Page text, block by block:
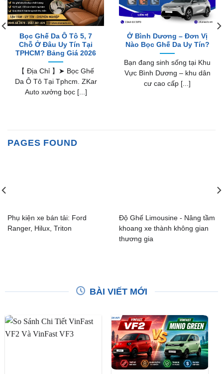
Bọc Ghế Da Ô Tô 5, 7
Chỗ Ở Đâu Uy Tín Tại
TPHCM? Bảng Giá 2026
【 Địa Chỉ 】➤ Bọc Ghế
Da Ô Tô Tại Tphcm. ZKar
Auto xưởng bọc [...]
Ở Bình Dương – Đơn Vị
Nào Bọc Ghế Da Uy Tín?
Bạn đang sinh sống tại Khu
Vực Bình Dương – khu dân
cư cao cấp [...]
PAGES FOUND
Phụ kiện xe bán tải: Ford
Ranger, Hilux, Triton
Độ Ghế Limousine - Nâng tầm
khoang xe thành không gian
thương gia
BÀI VIẾT MỚI